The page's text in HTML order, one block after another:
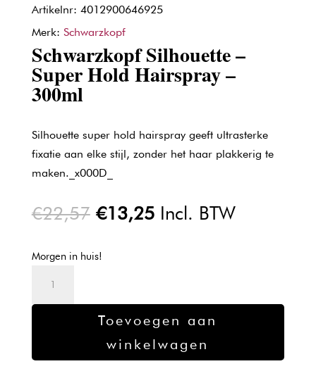
Artikelnr: 4012900646925
Merk: Schwarzkopf
Schwarzkopf Silhouette –
Super Hold Hairspray –
300ml
Silhouette super hold hairspray geeft ultrasterke
fixatie aan elke stijl, zonder het haar plakkerig te
maken._x000D_
€22,57 Oorspronkelijke
was:
€13,25Huidige
Incl. BTW
Morgen in huis!
Toevoegen aan
winkelwagen